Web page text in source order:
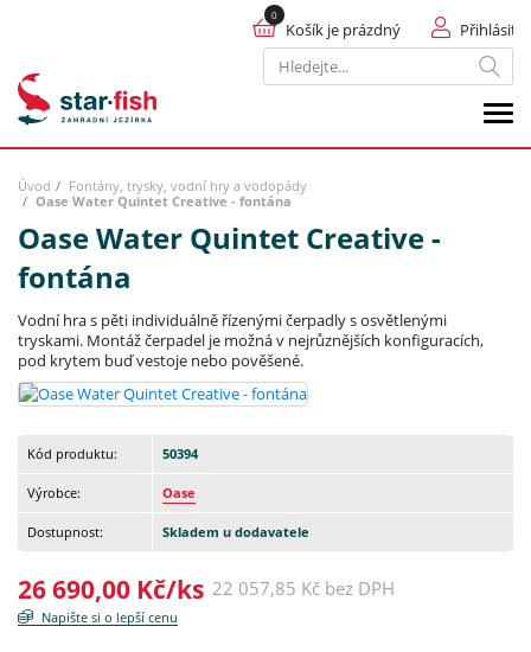
Hledat
Přihlásit
Košík je prázdný
Úvod
Fontány, trysky, vodní hry a vodopády
Oase Water Quintet Creative - fontána
Oase Water Quintet Creative -
fontána
Vodní hra s pěti individuálně řízenými čerpadly s osvětlenými
tryskami. Montáž čerpadel je možná v nejrůznějších konfiguracích,
pod krytem buď vestoje nebo pověšené.
Kód produktu: 50394
Výrobce: Oase
Dostupnost: Skladem u dodavatele
26 690,00 Kč/ks 22 057,85 Kč bez DPH
Napište si o lepší cenu